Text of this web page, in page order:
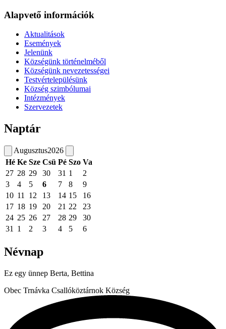
Alapvető információk
Aktualitások
Események
Jelenünk
Községünk történelméből
Községünk nevezetességei
Testvértelepülésünk
Község szimbólumai
Intézmények
Szervezetek
Naptár
Augusztus2026
Hé Ke Sze Csü Pé Szo Va
27 28 29 30 31 1
2
3
4 5 6 7 8
9
10 11 12 13 14 15
16
17 18 19 20 21 22
23
24 25 26 27 28 29
30
31
1 2 3 4 5 6
Névnap
Ez egy ünnep Berta, Bettina
Obec Trnávka Csallóköztárnok Község